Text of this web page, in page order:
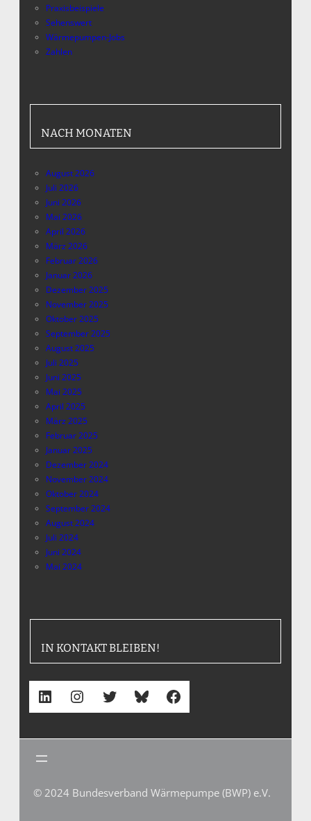
Praxisbeispiele
Sehenswert
Wärmepumpen-Jobs
Zahlen
NACH MONATEN
August 2026
Juli 2026
Juni 2026
Mai 2026
April 2026
März 2026
Februar 2026
Januar 2026
Dezember 2025
November 2025
Oktober 2025
September 2025
August 2025
Juli 2025
Juni 2025
Mai 2025
April 2025
März 2025
Februar 2025
Januar 2025
Dezember 2024
November 2024
Oktober 2024
September 2024
August 2024
Juli 2024
Juni 2024
Mai 2024
IN KONTAKT BLEIBEN!
LinkedIn Instagram Twitter Bluesky Facebook
© 2024 Bundesverband Wärmepumpe (BWP) e.V.